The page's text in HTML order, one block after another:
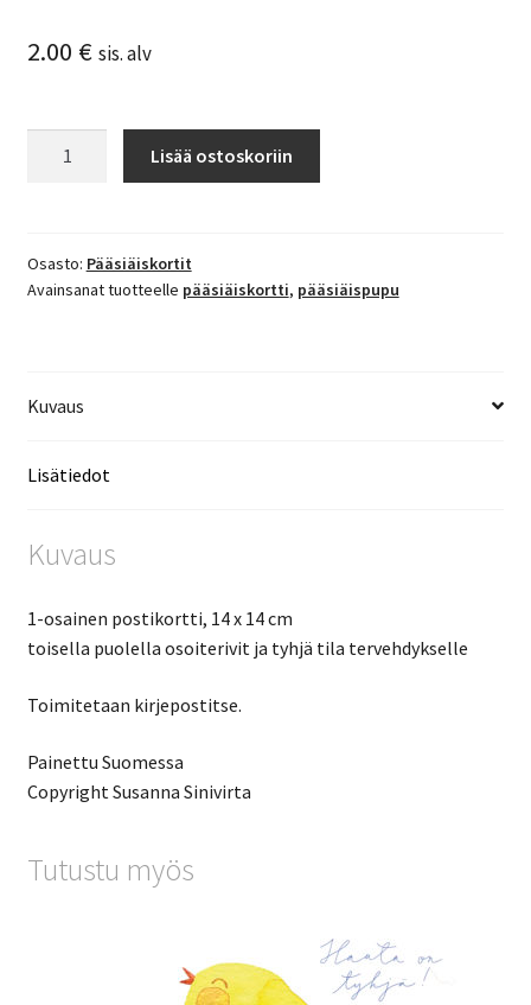
2.00 € sis. alv
Lisää ostoskoriin
Osasto: Pääsiäiskortit
Avainsanat tuotteelle pääsiäiskortti, pääsiäispupu
Kuvaus
Lisätiedot
Kuvaus
1-osainen postikortti, 14 x 14 cm
toisella puolella osoiterivit ja tyhjä tila tervehdykselle
Toimitetaan kirjepostitse.
Painettu Suomessa
Copyright Susanna Sinivirta
Tutustu myös